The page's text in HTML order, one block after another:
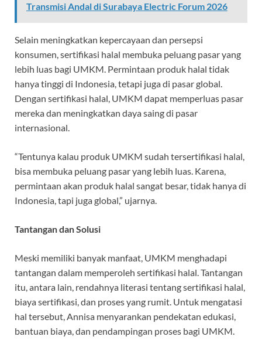
Transmisi Andal di Surabaya Electric Forum 2026
Selain meningkatkan kepercayaan dan persepsi
konsumen, sertifikasi halal membuka peluang pasar yang
lebih luas bagi UMKM. Permintaan produk halal tidak
hanya tinggi di Indonesia, tetapi juga di pasar global.
Dengan sertifikasi halal, UMKM dapat memperluas pasar
mereka dan meningkatkan daya saing di pasar
internasional.
“Tentunya kalau produk UMKM sudah tersertifikasi halal,
bisa membuka peluang pasar yang lebih luas. Karena,
permintaan akan produk halal sangat besar, tidak hanya di
Indonesia, tapi juga global,” ujarnya.
Tantangan dan Solusi
Meski memiliki banyak manfaat, UMKM menghadapi
tantangan dalam memperoleh sertifikasi halal. Tantangan
itu, antara lain, rendahnya literasi tentang sertifikasi halal,
biaya sertifikasi, dan proses yang rumit. Untuk mengatasi
hal tersebut, Annisa menyarankan pendekatan edukasi,
bantuan biaya, dan pendampingan proses bagi UMKM.